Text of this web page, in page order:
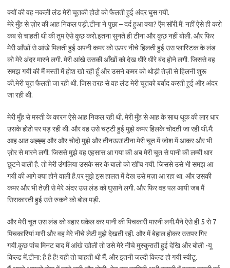
क्यों की वह नकली लंड मेरी चूतकी होठो को फैलती हुई अंदर घुस गयी.
मेरे मुँह से ज़ोर की आह निकल पड़ी.टीना ने पुछा – दर्द हुआ क्या? ऍम सॉरी.मैं: नहीं ऐसे ही करो
कब से चाहती थी की तुम ऐसे कुछ करो.इतना सुनते ही टीना और कुछ नहीं बोली. और फिर
मेरी आँखों से आंखे मिलती हुई अपनी कमर को ऊपर नीचे हिलती हुई उस प्लास्टिक के लंड
को मेरे अंदर मारने लगी. मेरी आंखे उसकी आँखों को देख धीरे धीरे बंद होने लगी. जिससे वह
समझ गयी की मैं मस्ती में होश खो रही हूँ और उसने कमर को थोड़ी तेज़ी से हिलनी शुरू
की.मेरी चूत फैलती जा रही थी. जिस तरह से वह लंड मेरी चूतको बर्बाद करती हुई और अंदर
जा रही थी.
मेरी मुँह से मस्ती के कारन ऐसे आह निकल रही थी. मेरी मुँह से आह के साथ थूक की लार धार
उसके होठो पर पड़ रही थी. और वह उसे चट्टी हुई मुझे कमर हिलके चोदती जा रही थी.मैं:
आह आठ अह्ह्ह और और चोदो मुझे और तीनऊउ!टीना मेरी चूत में जोश में आकर और भी
ज़ोर से मारने लगी. जिससे मुझे वह एहसास आ गया की अब मेरी चूत से पानी की लम्बी धार
छूटने वाली है. तो मेरी उंगलिया उसके सर के बालो को खींच गयी. जिससे उसे भी समझ आ
गयी की आगे क्या होने वाली है.पर मुझे इस हालत में देख उसे मज़ा आ रहा था. और उसकी
कमर और भी तेज़ी से मेरे अंदर उस लंड को घुसाने लगी. और फिर वह पल आयी जब मैं
सिसकारती हुई उसे रुकने को बोल पड़ी.
और मेरी चूत उस लंड को बहार धकेल कर पानी की पिचकारी मारनी लगी.मैंने ऐसे ही 5 से 7
पिचकारियां मारी और वह मेरे नीचे लेटी मुझे देखती रही. और में बेहाल होकर उसपर गिर
गयी.कुछ पांच मिनट बाद मैं आंखे खोली तो उसे मेरे नीचे मुस्कुराती हुई देखि और बोली -यू
किल्ड में.टीना: है है है! यही तो चाहती थी मैं. और इतनी जल्दी किल्ड हो गयी स्वीटू.